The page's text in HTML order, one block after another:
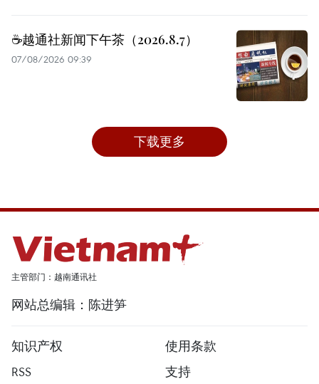
☕️越通社新闻下午茶（2026.8.7）
07/08/2026 09:39
下载更多
主管部门：越南通讯社
网站总编辑：陈进笋
知识产权
使用条款
RSS
支持